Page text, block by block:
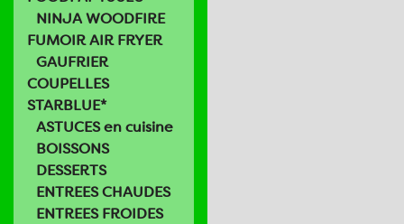
NINJA WOODFIRE
FUMOIR AIR FRYER
GAUFRIER
COUPELLES
STARBLUE*
ASTUCES en cuisine
BOISSONS
DESSERTS
ENTREES CHAUDES
ENTREES FROIDES